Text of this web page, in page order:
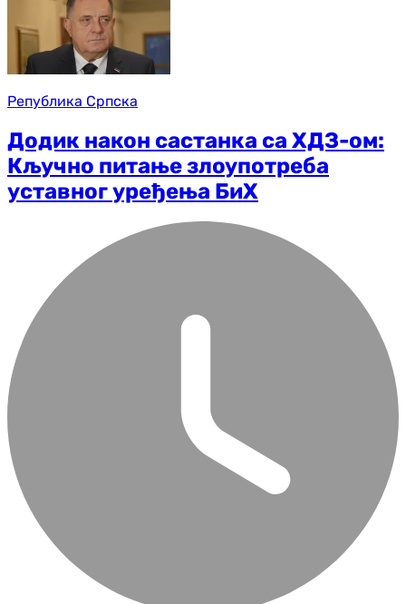
Република Српска
Додик након састанка са ХДЗ-ом:
Кључно питање злоупотреба
уставног уређења БиХ